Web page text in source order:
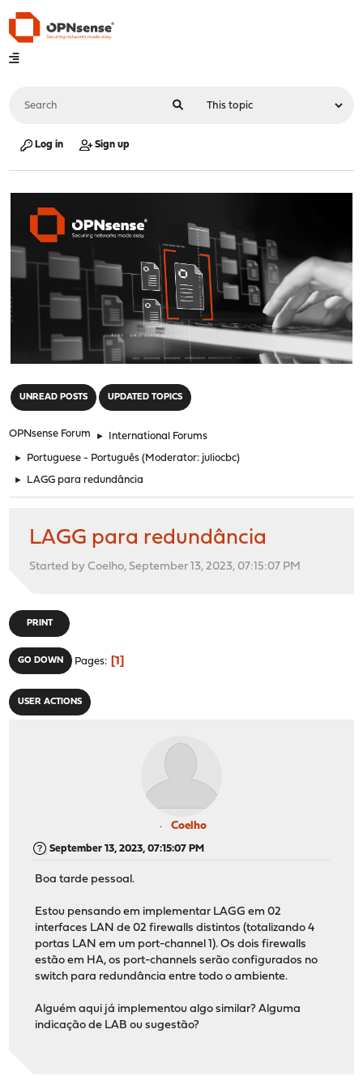
Log in Sign up
UNREAD POSTS UPDATED TOPICS
OPNsense Forum ► International Forums
► Portuguese - Português (Moderator: juliocbc)
► LAGG para redundância
LAGG para redundância
Started by Coelho, September 13, 2023, 07:15:07 PM
PRINT
GO DOWN Pages 1
USER ACTIONS
Coelho
September 13, 2023, 07:15:07 PM
Boa tarde pessoal.
Estou pensando em implementar LAGG em 02
interfaces LAN de 02 firewalls distintos (totalizando 4
portas LAN em um port-channel 1). Os dois firewalls
estão em HA, os port-channels serão configurados no
switch para redundância entre todo o ambiente.
Alguém aqui já implementou algo similar? Alguma
indicação de LAB ou sugestão?